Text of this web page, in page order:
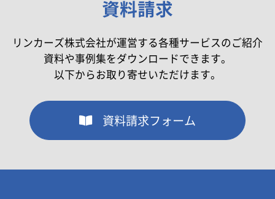
資料請求
リンカーズ株式会社が運営する各種サービスのご紹介
資料や事例集をダウンロードできます。
以下からお取り寄せいただけます。
資料請求フォーム